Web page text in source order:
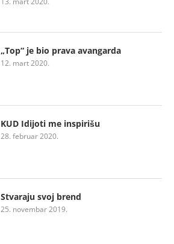
„Top“ je bio prava avangarda
12. mart 2020.
KUD Idijoti me inspirišu
28. februar 2020.
Stvaraju svoj brend
25. novembar 2019.